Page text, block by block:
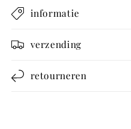
informatie
verzending
retourneren